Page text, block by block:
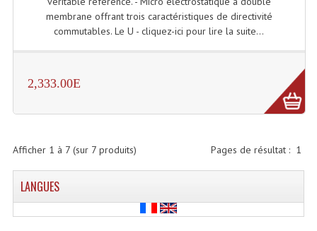
Dispatches
Guirlandes Lumineuse
Lampes Ampoules
Ampoules - Tubes Lumière Noire Black Gun
membrane offrant trois caractéristiques de directivité
commutables. Le U - cliquez-ici pour lire la suite...
2,333.00E
Pages de résultat : 1
Afficher 1 à 7(sur 7produits)
LANGUES